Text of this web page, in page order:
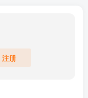
注册